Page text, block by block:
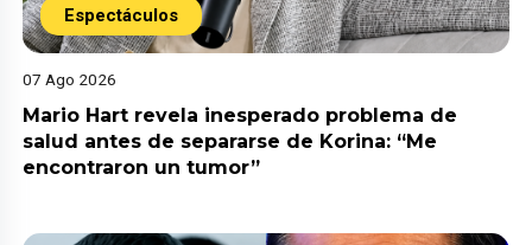
Espectáculos
07 Ago 2026
Mario Hart revela inesperado problema de
salud antes de separarse de Korina: “Me
encontraron un tumor”